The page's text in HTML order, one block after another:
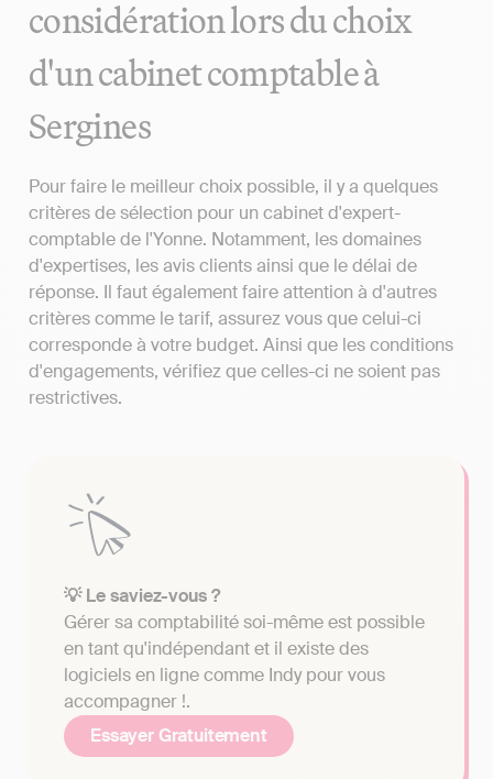
considération lors du choix
d'un cabinet comptable à
Sergines
Pour faire le meilleur choix possible, il y a quelques
critères de sélection pour un cabinet d'expert-
comptable de l'Yonne. Notamment, les domaines
d'expertises, les avis clients ainsi que le délai de
réponse. Il faut également faire attention à d'autres
critères comme le tarif, assurez vous que celui-ci
corresponde à votre budget. Ainsi que les conditions
d'engagements, vérifiez que celles-ci ne soient pas
restrictives.
💡 Le saviez-vous ?
Gérer sa comptabilité soi-même est possible
en tant qu'indépendant et il existe des
logiciels en ligne comme Indy pour vous
accompagner !.
Essayer Gratuitement